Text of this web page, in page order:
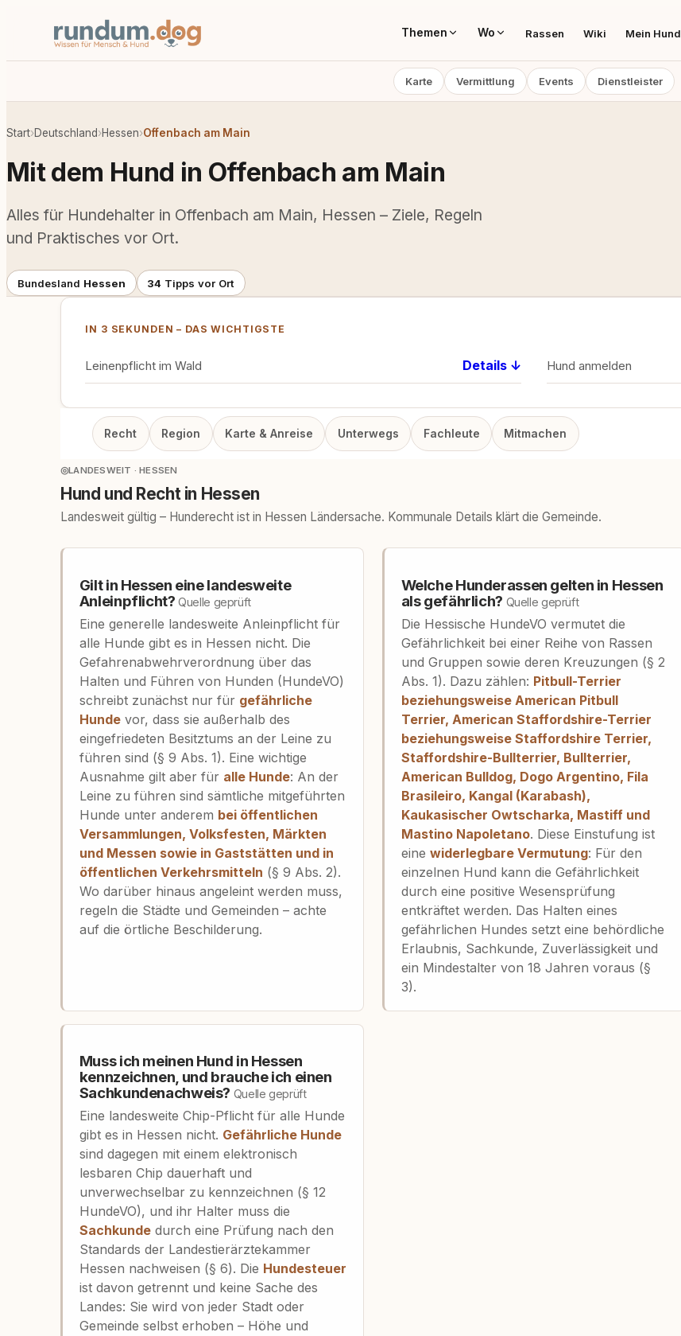
Themen Wo Rassen Wiki Mein Hund
Karte Vermittlung Events Dienstleister
Start›Deutschland›Hessen›Offenbach am Main
Mit dem Hund in Offenbach am Main
Alles für Hundehalter in Offenbach am Main, Hessen – Ziele, Regeln
und Praktisches vor Ort.
Bundesland Hessen 34 Tipps vor Ort
IN 3 SEKUNDEN – DAS WICHTIGSTE
Leinenpflicht im Wald Details ↓ Hund anmelden
Recht Region Karte & Anreise Unterwegs Fachleute Mitmachen
◎LANDESWEIT · HESSEN
Hund und Recht in Hessen
Landesweit gültig – Hunderecht ist in Hessen Ländersache. Kommunale Details klärt die Gemeinde.
Gilt in Hessen eine landesweite
Anleinpflicht?Quelle geprüft
Eine generelle landesweite Anleinpflicht für
alle Hunde gibt es in Hessen nicht. Die
Gefahrenabwehrverordnung über das
Halten und Führen von Hunden (HundeVO)
schreibt zunächst nur für gefährliche
Hundevor, dass sie außerhalb des
eingefriedeten Besitztums an der Leine zu
führen sind (§ 9 Abs. 1). Eine wichtige
Ausnahme gilt aber für alle Hunde: An der
Leine zu führen sind sämtliche mitgeführten
Hunde unter anderem bei öffentlichen
Versammlungen, Volksfesten, Märkten
und Messen sowie in Gaststätten und in
öffentlichen Verkehrsmitteln (§ 9 Abs. 2).
Wo darüber hinaus angeleint werden muss,
regeln die Städte und Gemeinden – achte
auf die örtliche Beschilderung.
Welche Hunderassen gelten in Hessen
als gefährlich? Quelle geprüft
Die Hessische HundeVO vermutet die
Gefährlichkeit bei einer Reihe von Rassen
und Gruppen sowie deren Kreuzungen (§ 2
Abs. 1). Dazu zählen: Pitbull-Terrier
beziehungsweise American Pitbull
Terrier, American Staffordshire-Terrier
beziehungsweise Staffordshire Terrier,
Staffordshire-Bullterrier, Bullterrier,
American Bulldog, Dogo Argentino, Fila
Brasileiro, Kangal (Karabash),
Kaukasischer Owtscharka, Mastiff und
Mastino Napoletano. Diese Einstufung ist
eine widerlegbare Vermutung: Für den
einzelnen Hund kann die Gefährlichkeit
durch eine positive Wesensprüfung
entkräftet werden. Das Halten eines
gefährlichen Hundes setzt eine behördliche
Erlaubnis, Sachkunde, Zuverlässigkeit und
ein Mindestalter von 18 Jahren voraus (§
3).
Muss ich meinen Hund in Hessen
kennzeichnen, und brauche ich einen
Sachkundenachweis? Quelle geprüft
Eine landesweite Chip-Pflicht für alle Hunde
gibt es in Hessen nicht. Gefährliche Hunde
sind dagegen mit einem elektronisch
lesbaren Chip dauerhaft und
unverwechselbar zu kennzeichnen (§ 12
HundeVO), und ihr Halter muss die
Sachkundedurch eine Prüfung nach den
Standards der Landestierärztekammer
Hessen nachweisen (§ 6). Die Hundesteuer
ist davon getrennt und keine Sache des
Landes: Sie wird von jeder Stadt oder
Gemeinde selbst erhoben – Höhe und